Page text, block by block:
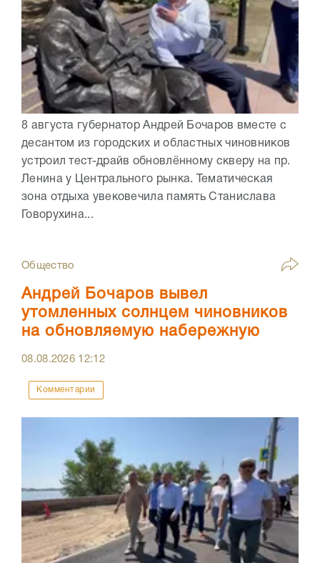
8 августа губернатор Андрей Бочаров вместе с
десантом из городских и областных чиновников
устроил тест-драйв обновлённому скверу на пр.
Ленина у Центрального рынка. Тематическая
зона отдыха увековечила память Станислава
Говорухина...
Общество
Андрей Бочаров вывел
утомленных солнцем чиновников
на обновляемую набережную
08.08.2026 12:12
Комментарии